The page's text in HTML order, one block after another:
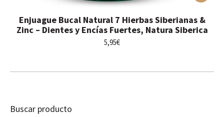
Enjuague Bucal Natural 7 Hierbas Siberianas &
Zinc – Dientes y Encías Fuertes, Natura Siberica
5,95€
Buscar producto